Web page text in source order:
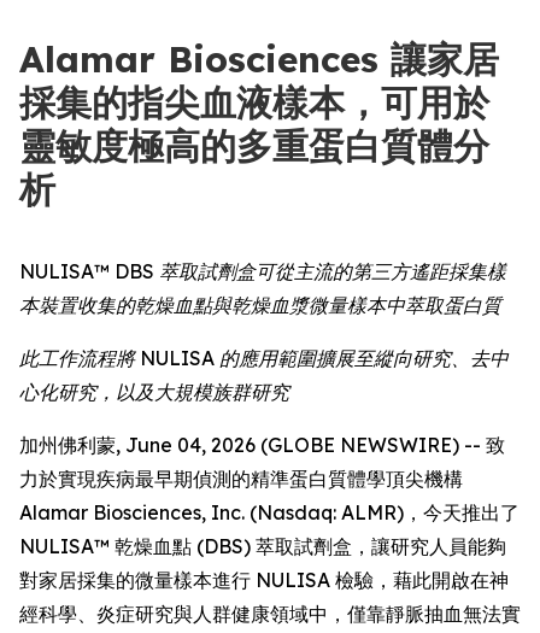
Alamar Biosciences 讓家居
採集的指尖血液樣本，可用於
靈敏度極高的多重蛋白質體分
析
NULISA™ DBS 萃取試劑盒可從主流的第三方遙距採集樣
本裝置收集的乾燥血點與乾燥血漿微量樣本中萃取蛋白質
此工作流程將 NULISA 的應用範圍擴展至縱向研究、去中
心化研究，以及大規模族群研究
加州佛利蒙, June 04, 2026 (GLOBE NEWSWIRE) -- 致
力於實現疾病最早期偵測的精準蛋白質體學頂尖機構
Alamar Biosciences, Inc. (Nasdaq: ALMR)，今天推出了
NULISA™ 乾燥血點 (DBS) 萃取試劑盒，讓研究人員能夠
對家居採集的微量樣本進行 NULISA 檢驗，藉此開啟在神
經科學、炎症研究與人群健康領域中，僅靠靜脈抽血無法實